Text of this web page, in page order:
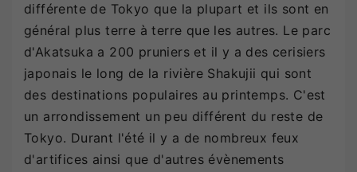
différente de Tokyo que la plupart et ils sont en
général plus terre à terre que les autres. Le parc
d'Akatsuka a 200 pruniers et il y a des cerisiers
japonais le long de la rivière Shakujii qui sont
des destinations populaires au printemps. C'est
un arrondissement un peu différent du reste de
Tokyo. Durant l'été il y a de nombreux feux
d'artifices ainsi que d'autres évènements